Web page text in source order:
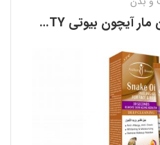
ژل لایه بردار عصاره روغن مار آیچون بیوتی AICHUN BEAUTY